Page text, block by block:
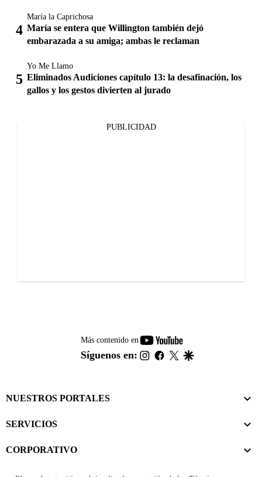
María la Caprichosa
María se entera que Willington también dejó
embarazada a su amiga; ambas le reclaman
Yo Me Llamo
Eliminados Audiciones capítulo 13: la desafinación, los
gallos y los gestos divierten al jurado
PUBLICIDAD
Más contenido en
youtube-
footer
Síguenos en: instagram
facebook
twitter
NUESTROS PORTALES
SERVICIOS
CORPORATIVO